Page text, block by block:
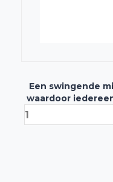
Een swingende
waardoor